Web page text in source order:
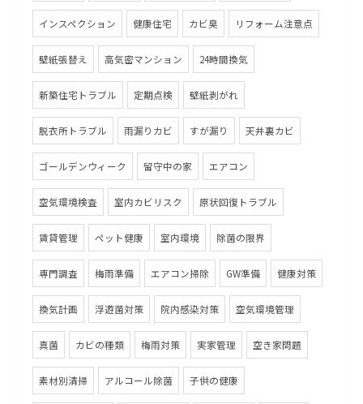
インスペクション 健康住宅 カビ臭 リフォーム注意点
壁紙張替え 高気密マンション 24時間換気
新築住宅トラブル 定期点検 壁紙剥がれ
脱衣所トラブル 雨漏りカビ すが漏り 天井裏カビ
ゴールデンウィーク 留守中の家 エアコン
空気環境検査 室内カビリスク 原状回復トラブル
賃貸管理 ペット健康 室内環境 除菌の限界
専門調査 梅雨準備 エアコン掃除 GW準備 健康対策
換気計画 浮遊菌対策 院内感染対策 空気環境管理
真菌 カビの種類 梅雨対策 実家管理 空き家問題
素材別清掃 アルコール除菌 子供の健康